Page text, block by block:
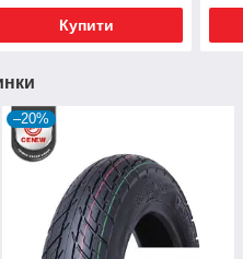
Купити
–20%